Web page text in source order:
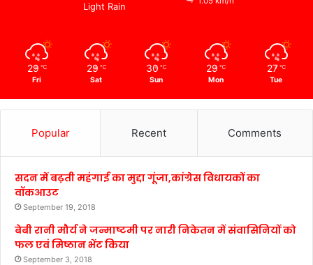
Light Rain
29 ℃
Fri
29 ℃
Sat
30 ℃
Sun
29 ℃
Mon
27 ℃
Tue
Popular Recent Comments
सदन में बढ़ती महंगाई का मुद्दा गूंजा,कांग्रेस विधायकों का
वॉकआउट
September 19, 2018
बेबी रानी मौर्य ने जन्माष्टमी पर नारी निकेतन में संवासिनियों को
फल एवं मिष्ठान भेंट किया
September 3, 2018